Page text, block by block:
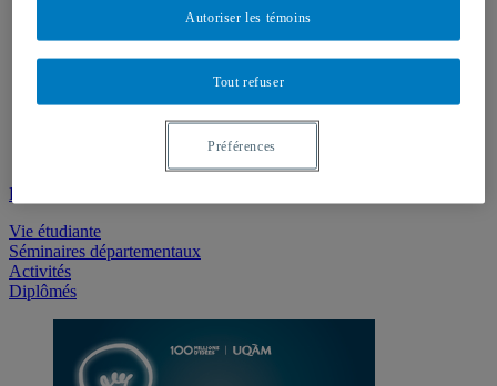
L'ESG
Programmes
Futurs étudiants
Enseignement en ligne - boîte à outils
Vie étudiante
Séminaires départementaux
Activités
Diplômés
Tout refuser
Autoriser les témoins
Préférences